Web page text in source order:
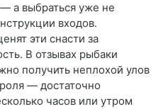
а выбраться уже не
входов.
эти снасти за
В отзывах рыбаки
получить неплохой улов
— достаточно
часов или утром